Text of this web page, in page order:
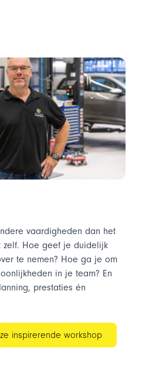
vaardigheden dan het
zelf. Hoe geef je duidelijk
te nemen? Hoe ga je om
in je team? En
prestaties én
inspirerende workshop